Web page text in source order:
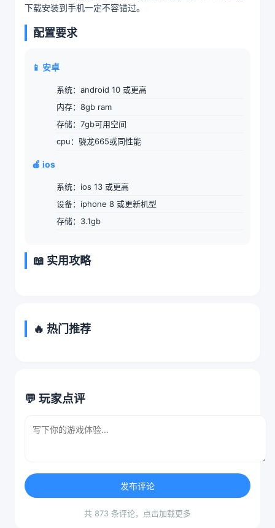
下载安装到手机一定不容错过。
配置要求
📱 安卓
系统：android 10 或更高
内存：8gb ram
存储：7gb可用空间
cpu：骁龙665或同性能
🍎 ios
系统：ios 13 或更高
设备：iphone 8 或更新机型
存储：3.1gb
📖 实用攻略
🔥 热门推荐
💬 玩家点评
发布评论
共 873 条评论，点击加载更多